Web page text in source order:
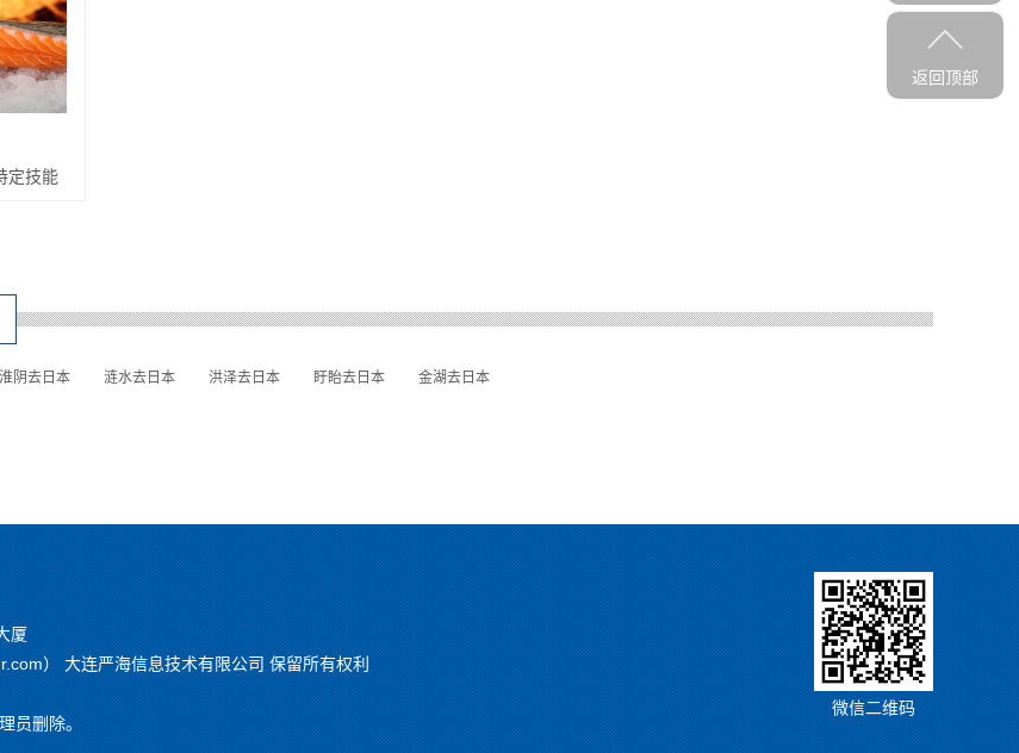
定技能
淮阴去日本 涟水去日本 洪泽去日本 盱眙去日本 金湖去日本
厦
） 大连严海信息技术有限公司 保留所有权利
员删除。
微信二维码
返回顶部